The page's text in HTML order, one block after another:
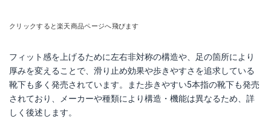
クリックすると楽天商品ページへ飛びます
フィット感を上げるために左右非対称の構造や、足の箇所により
厚みを変えることで、滑り止め効果や歩きやすさを追求している
靴下も多く発売されています。また歩きやすい5本指の靴下も発売
されており、メーカーや種類により構造・機能は異なるため、詳
しく後述します。